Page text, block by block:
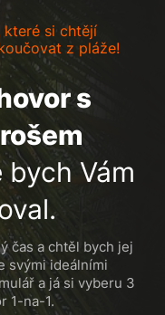
které si chtějí
z pláže!
s
Vám
čas a chtěl bych jej
svými ideálními
a já si vyberu 3
1-na-1.